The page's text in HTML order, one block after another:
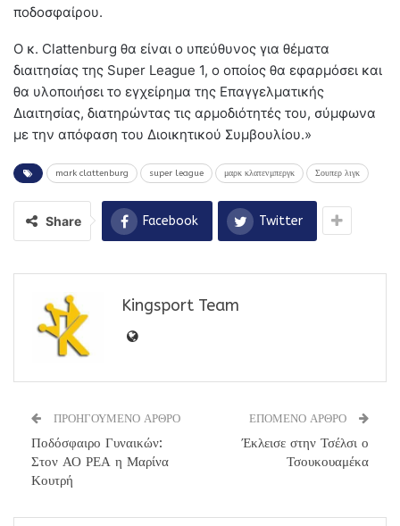
ποδοσφαίρου.
Ο κ. Clattenburg θα είναι ο υπεύθυνος για θέματα
διαιτησίας της Super League 1, ο οποίος θα εφαρμόσει και
θα υλοποιήσει το εγχείρημα της Επαγγελματικής
Διαιτησίας, διατηρώντας τις αρμοδιότητές του, σύμφωνα
με την απόφαση του Διοικητικού Συμβουλίου.»
mark clattenburg super league μαρκ κλατενμπεργκ Σουπερ λιγκ
Share Facebook Twitter
Kingsport Team
ΠΡΟΗΓΟΥΜΕΝΟ ΑΡΘΡΟ
Ποδόσφαιρο Γυναικών:
Στον ΑΟ ΡΕΑ η Μαρίνα
Κουτρή
ΕΠΟΜΕΝΟ ΑΡΘΡΟ
Έκλεισε στην Τσέλσι ο
Τσουκουαμέκα